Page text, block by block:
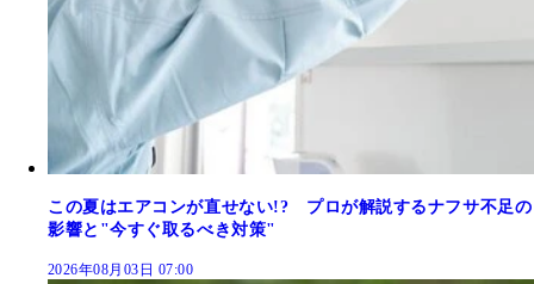
この夏はエアコンが直せない!? プロが解説するナフサ不足の
影響と"今すぐ取るべき対策"
2026年08月03日 07:00